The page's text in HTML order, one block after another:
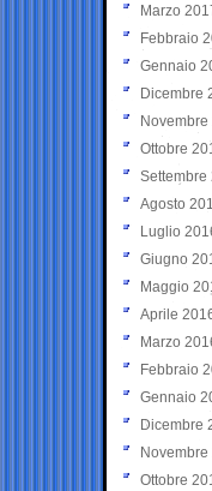
Marzo
Febbraio
Gennaio
Dicembre
Novembre
Ottobre
Settembre
Agosto
Luglio
Giugno
Maggio
Aprile
Marzo
Febbraio
Gennaio
Dicembre
Novembre
Ottobre